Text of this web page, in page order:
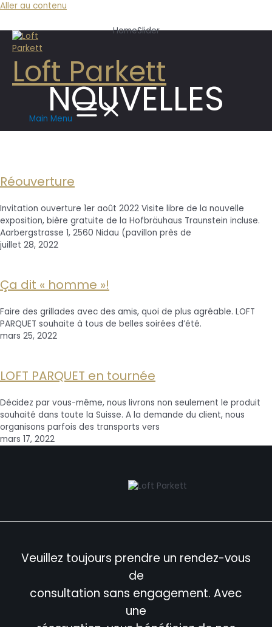
Aller au contenu
Loft Parkett
Main Menu
HomeSlider
NOUVELLES
Réouverture
Invitation ouverture 1er août 2022 Visite libre de la nouvelle
exposition, bière gratuite de la Hofbräuhaus Traunstein incluse.
Aarbergstrasse 1, 2560 Nidau (pavillon près de
juillet 28, 2022
Ça dit « homme »!
Faire des grillades avec des amis, quoi de plus agréable. LOFT
PARQUET souhaite à tous de belles soirées d’été.
mars 25, 2022
LOFT PARQUET en tournée
Décidez par vous-même, nous livrons non seulement le produit
souhaité dans toute la Suisse. A la demande du client, nous
organisons parfois des transports vers
mars 17, 2022
Veuillez toujours prendre un rendez-vous
de
consultation sans engagement. Avec
une